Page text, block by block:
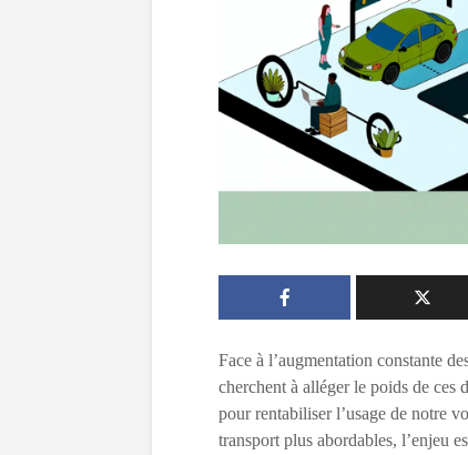
Face à l’augmentation constante
cherchent à alléger le poids de ces
pour rentabiliser l’usage de notre
transport plus abordables, l’enjeu